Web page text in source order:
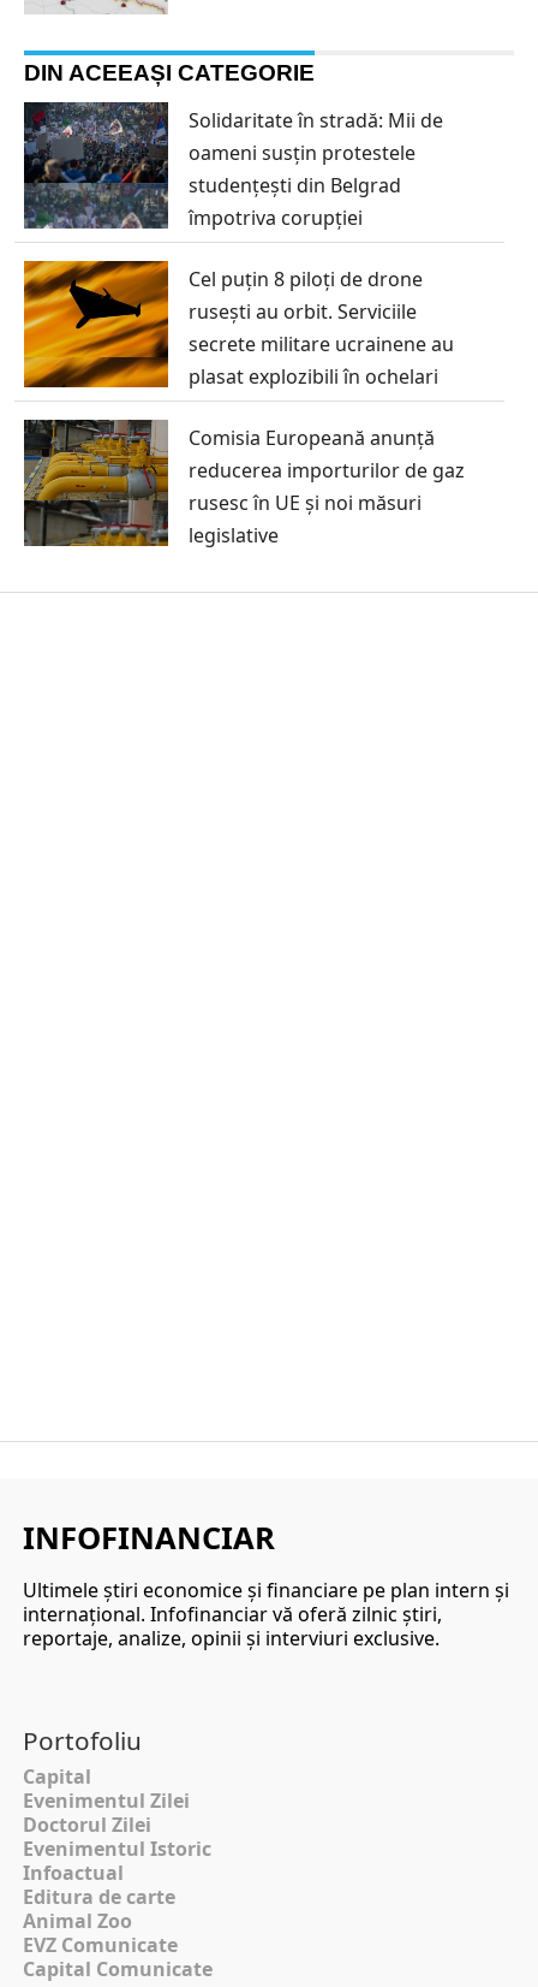
DIN ACEEAȘI CATEGORIE
Solidaritate în stradă: Mii de
oameni susțin protestele
studențești din Belgrad
împotriva corupției
Cel puțin 8 piloți de drone
rusești au orbit. Serviciile
secrete militare ucrainene au
plasat explozibili în ochelari
Comisia Europeană anunță
reducerea importurilor de gaz
rusesc în UE și noi măsuri
legislative
INFOFINANCIAR
Ultimele ştiri economice şi financiare pe plan intern şi
internaţional. Infofinanciar vă oferă zilnic ştiri,
reportaje, analize, opinii şi interviuri exclusive.
Portofoliu
Capital
Evenimentul Zilei
Doctorul Zilei
Evenimentul Istoric
Infoactual
Editura de carte
Animal Zoo
EVZ Comunicate
Capital Comunicate